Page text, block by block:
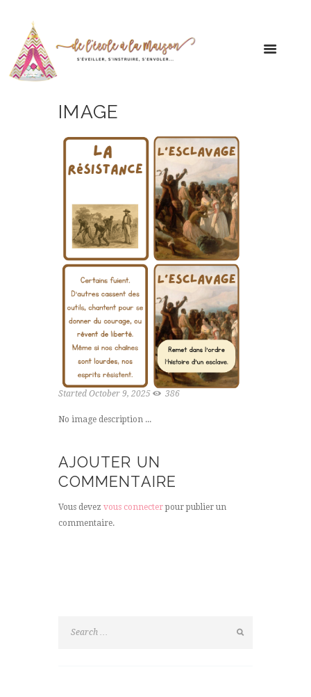
IMAGE
Started October 9, 2025 386
No image description ...
AJOUTER UN
COMMENTAIRE
Vous devez vous connecterpour publier un
commentaire.